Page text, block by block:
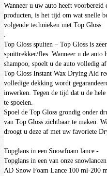
Wanneer u uw auto heeft voorbereid
producten, is het tijd om wat snelle
volgende technieken met Top Gloss
.
Top Gloss spuiten – Top Gloss is
spuittrekker/fles. Wanneer u de auto
shampoo, spoelt u de auto volledig
Top Gloss Instant Wax Drying Aid
volledige dekking wordt
inwerken. Tegen de tijd dat u de
te spoelen.
Spoel de Top Gloss grondig onder
van Top Gloss zichtbaar te maken.
droogt u deze af met uw favoriete
Topglans in een Snowfoam lance -
Topglans in een van onze
AD Snow Foam Lance 100 ml-200